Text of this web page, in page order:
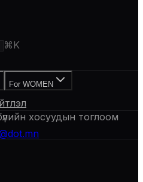
⌘K
For WOMEN
бүлийн хосуудын тоглоом